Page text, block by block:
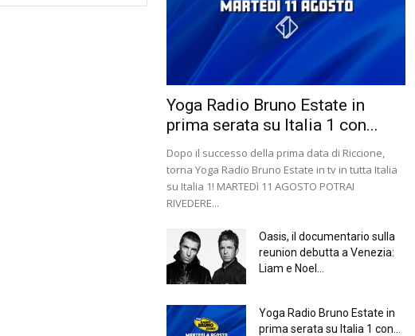
Yoga Radio Bruno Estate in
prima serata su Italia 1 con...
Dopo il successo della prima data di Riccione,
torna Yoga Radio Bruno Estate in tv in tutta Italia
su Italia 1! MARTEDì 11 AGOSTO POTRAI
RIVEDERE...
Oasis, il documentario sulla
reunion debutta a Venezia:
Liam e Noel...
Yoga Radio Bruno Estate in
prima serata su Italia 1 con...